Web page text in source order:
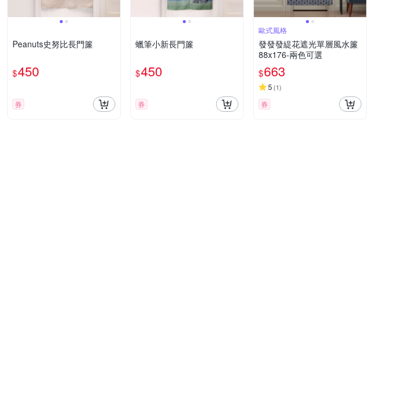
Peanuts史努比長門簾
$450
券
蠟筆小新長門簾
$450
券
歐式風格
發發發緹花遮光單層風水簾
88x176-兩色可選
$663
5 (1)
券